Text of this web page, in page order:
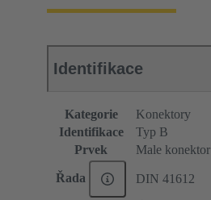
Identifikace
Kategorie
Konektory
Identifikace
Typ B
Prvek
Male konektor
Řada DIN 41612